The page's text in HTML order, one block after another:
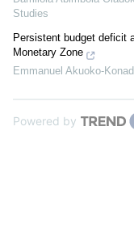
Studies
Persistent budget deficit
Monetary Zone
Emmanuel Akuoko-
Powered by